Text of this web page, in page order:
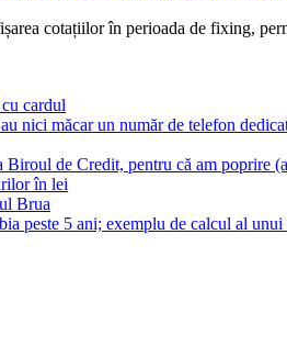
cotațiilor în perioada de fixing,
cardul
nici măcar un număr de telefon
Biroul de Credit, pentru că am poprire
în lei
Brua
peste 5 ani; exemplu de calcul al